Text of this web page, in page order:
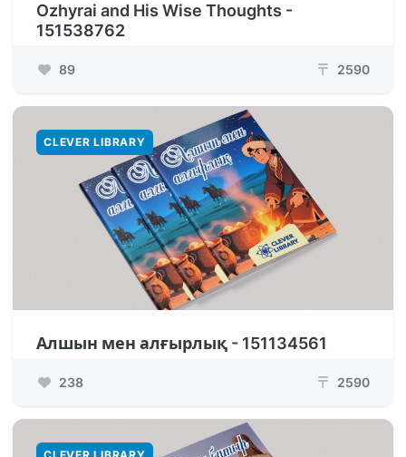
Ozhyrai and His Wise Thoughts -
151538762
89 ₸ 2590
CLEVER LIBRARY
Алшын мен алғырлық - 151134561
238 ₸ 2590